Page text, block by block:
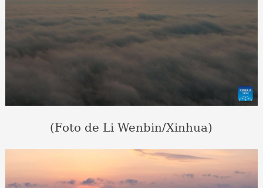
(Foto de Li Wenbin/Xinhua)